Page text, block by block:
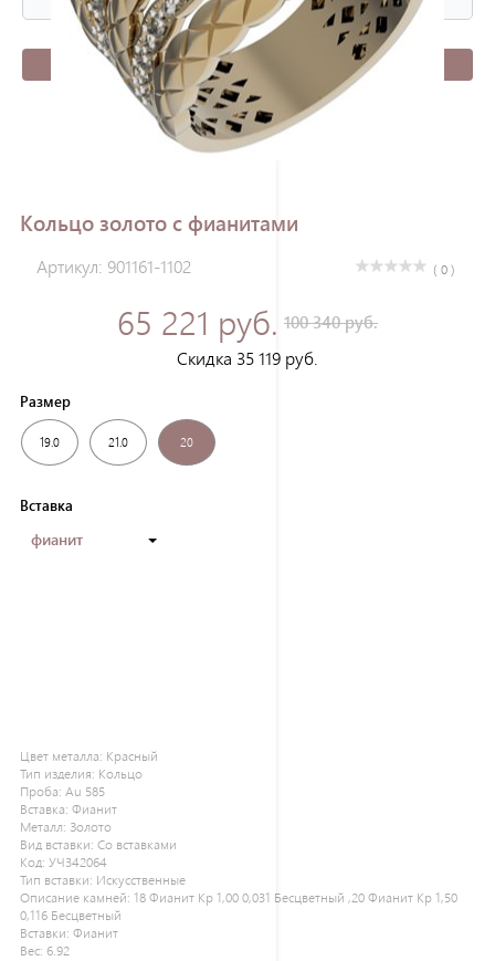
Кольцо золото с фианитами
Артикул: 901161-1102 ( 0 )
65 221 руб. 100 340 руб.
Скидка 35 119 руб.
Размер
19.0 21.0 20
Вставка
фианит
Цвет металла: Красный
Тип изделия: Кольцо
Проба: Au 585
Вставка: Фианит
Металл: Золото
Вид вставки: Со вставками
Код: УЧ342064
Тип вставки: Искусственные
Описание камней: 18 Фианит Кр 1,00 0,031 Бесцветный ,20 Фианит Кр 1,50
0,116 Бесцветный
Вставки: Фианит
Вес: 6.92
Зарегистрироваться